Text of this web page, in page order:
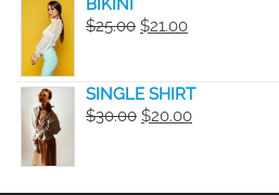
BIKINI
$25.00 ORIGINAL
$25.00.
$21.00CURRENT
$21.00.
SINGLE SHIRT
$30.00 ORIGINAL
$20.00CURRENT